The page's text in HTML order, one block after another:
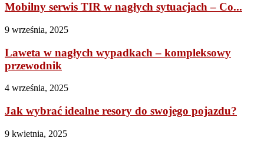
Mobilny serwis TIR w nagłych sytuacjach – Co...
9 września, 2025
Laweta w nagłych wypadkach – kompleksowy
przewodnik
4 września, 2025
Jak wybrać idealne resory do swojego pojazdu?
9 kwietnia, 2025